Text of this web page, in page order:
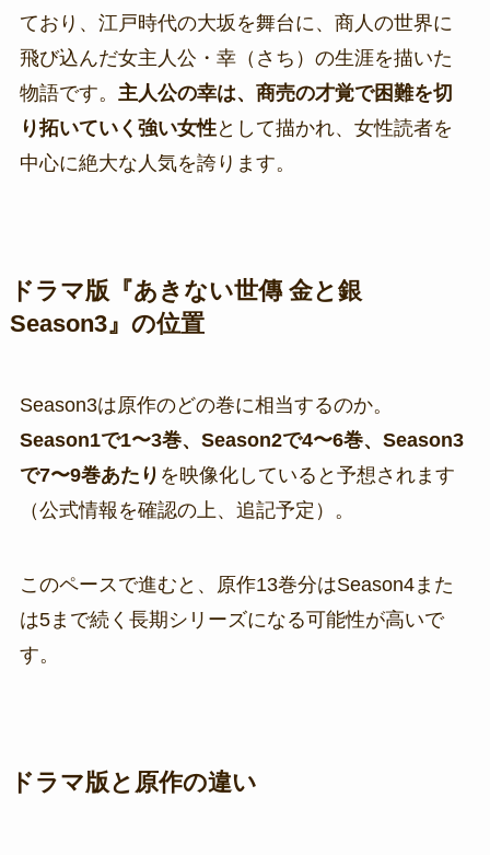
ており、江戸時代の大坂を舞台に、商人の世界に
飛び込んだ女主人公・幸（さち）の生涯を描いた
物語です。 主人公の幸は、商売の才覚で困難を切
り拓いていく強い女性として描かれ、女性読者を
中心に絶大な人気を誇ります。
ドラマ版『あきない世傳 金と銀
Season3』の位置
Season3は原作のどの巻に相当するのか。
Season1で1〜3巻、Season2で4〜6巻、Season3
で7〜9巻あたり を映像化していると予想されます
（公式情報を確認の上、追記予定）。
このペースで進むと、原作13巻分はSeason4また
は5まで続く長期シリーズになる可能性が高いで
す。
ドラマ版と原作の違い